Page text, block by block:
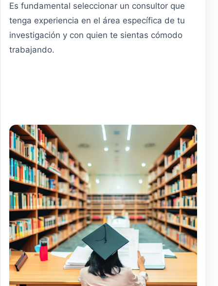
Es fundamental seleccionar un consultor que
tenga experiencia en el área específica de tu
investigación y con quien te sientas cómodo
trabajando.